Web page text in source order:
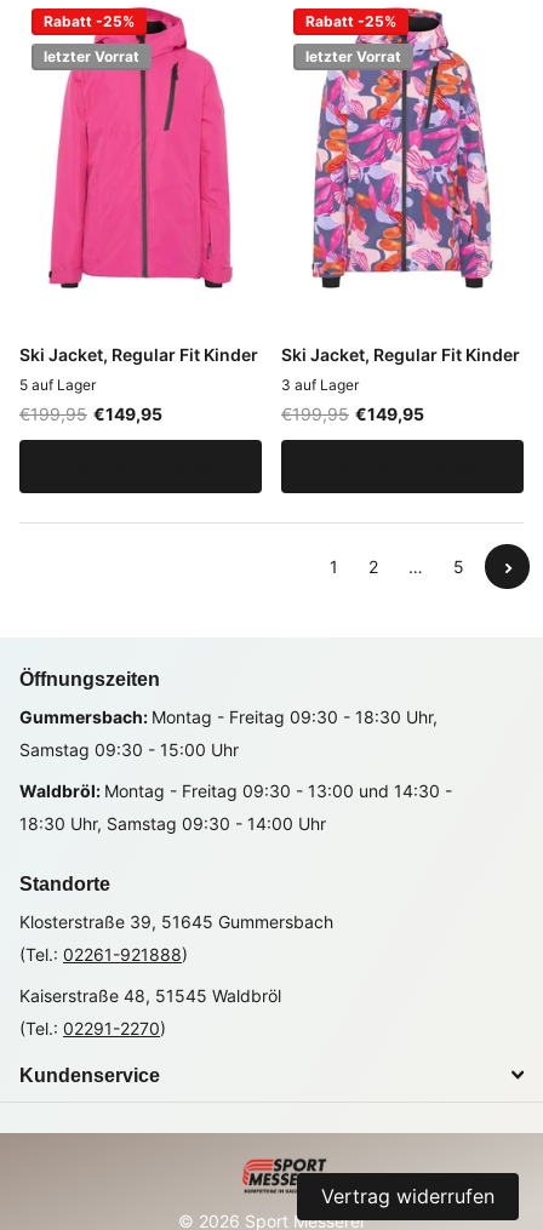
Rabatt -25%
letzter Vorrat
Ski Jacket, Regular Fit Kinder
5 auf Lager
€199,95 €149,95
Rabatt -25%
letzter Vorrat
Ski Jacket, Regular Fit Kinder
3 auf Lager
€199,95 €149,95
1 2 … 5
Öffnungszeiten
Gummersbach: Montag - Freitag 09:30 - 18:30 Uhr,
Samstag 09:30 - 15:00 Uhr
Waldbröl: Montag - Freitag 09:30 - 13:00 und 14:30 -
18:30 Uhr, Samstag 09:30 - 14:00 Uhr
Standorte
Klosterstraße 39, 51645 Gummersbach
(Tel.: 02261-921888)
Kaiserstraße 48, 51545 Waldbröl
(Tel.: 02291-2270)
Kundenservice
© 2026 Sport Messerer
Vertrag widerrufen